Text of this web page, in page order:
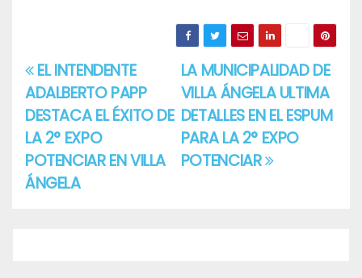
Navegación
de
entradas
LA MUNICIPALIDAD DE
VILLA ÁNGELA ULTIMA
DETALLES EN EL ESPUM
PARA LA 2° EXPO
POTENCIAR
EL INTENDENTE
ADALBERTO PAPP
DESTACA EL ÉXITO DE
LA 2° EXPO
POTENCIAR EN VILLA
ÁNGELA